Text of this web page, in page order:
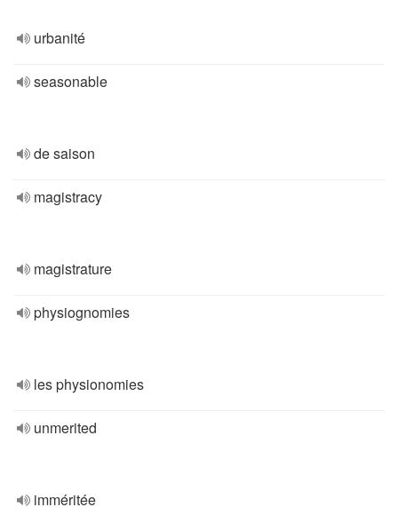
urbanité
seasonable
de saison
magistracy
magistrature
physiognomies
les physionomies
unmerited
imméritée